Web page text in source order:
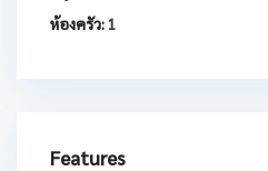
ห้องครัว: 1
Features